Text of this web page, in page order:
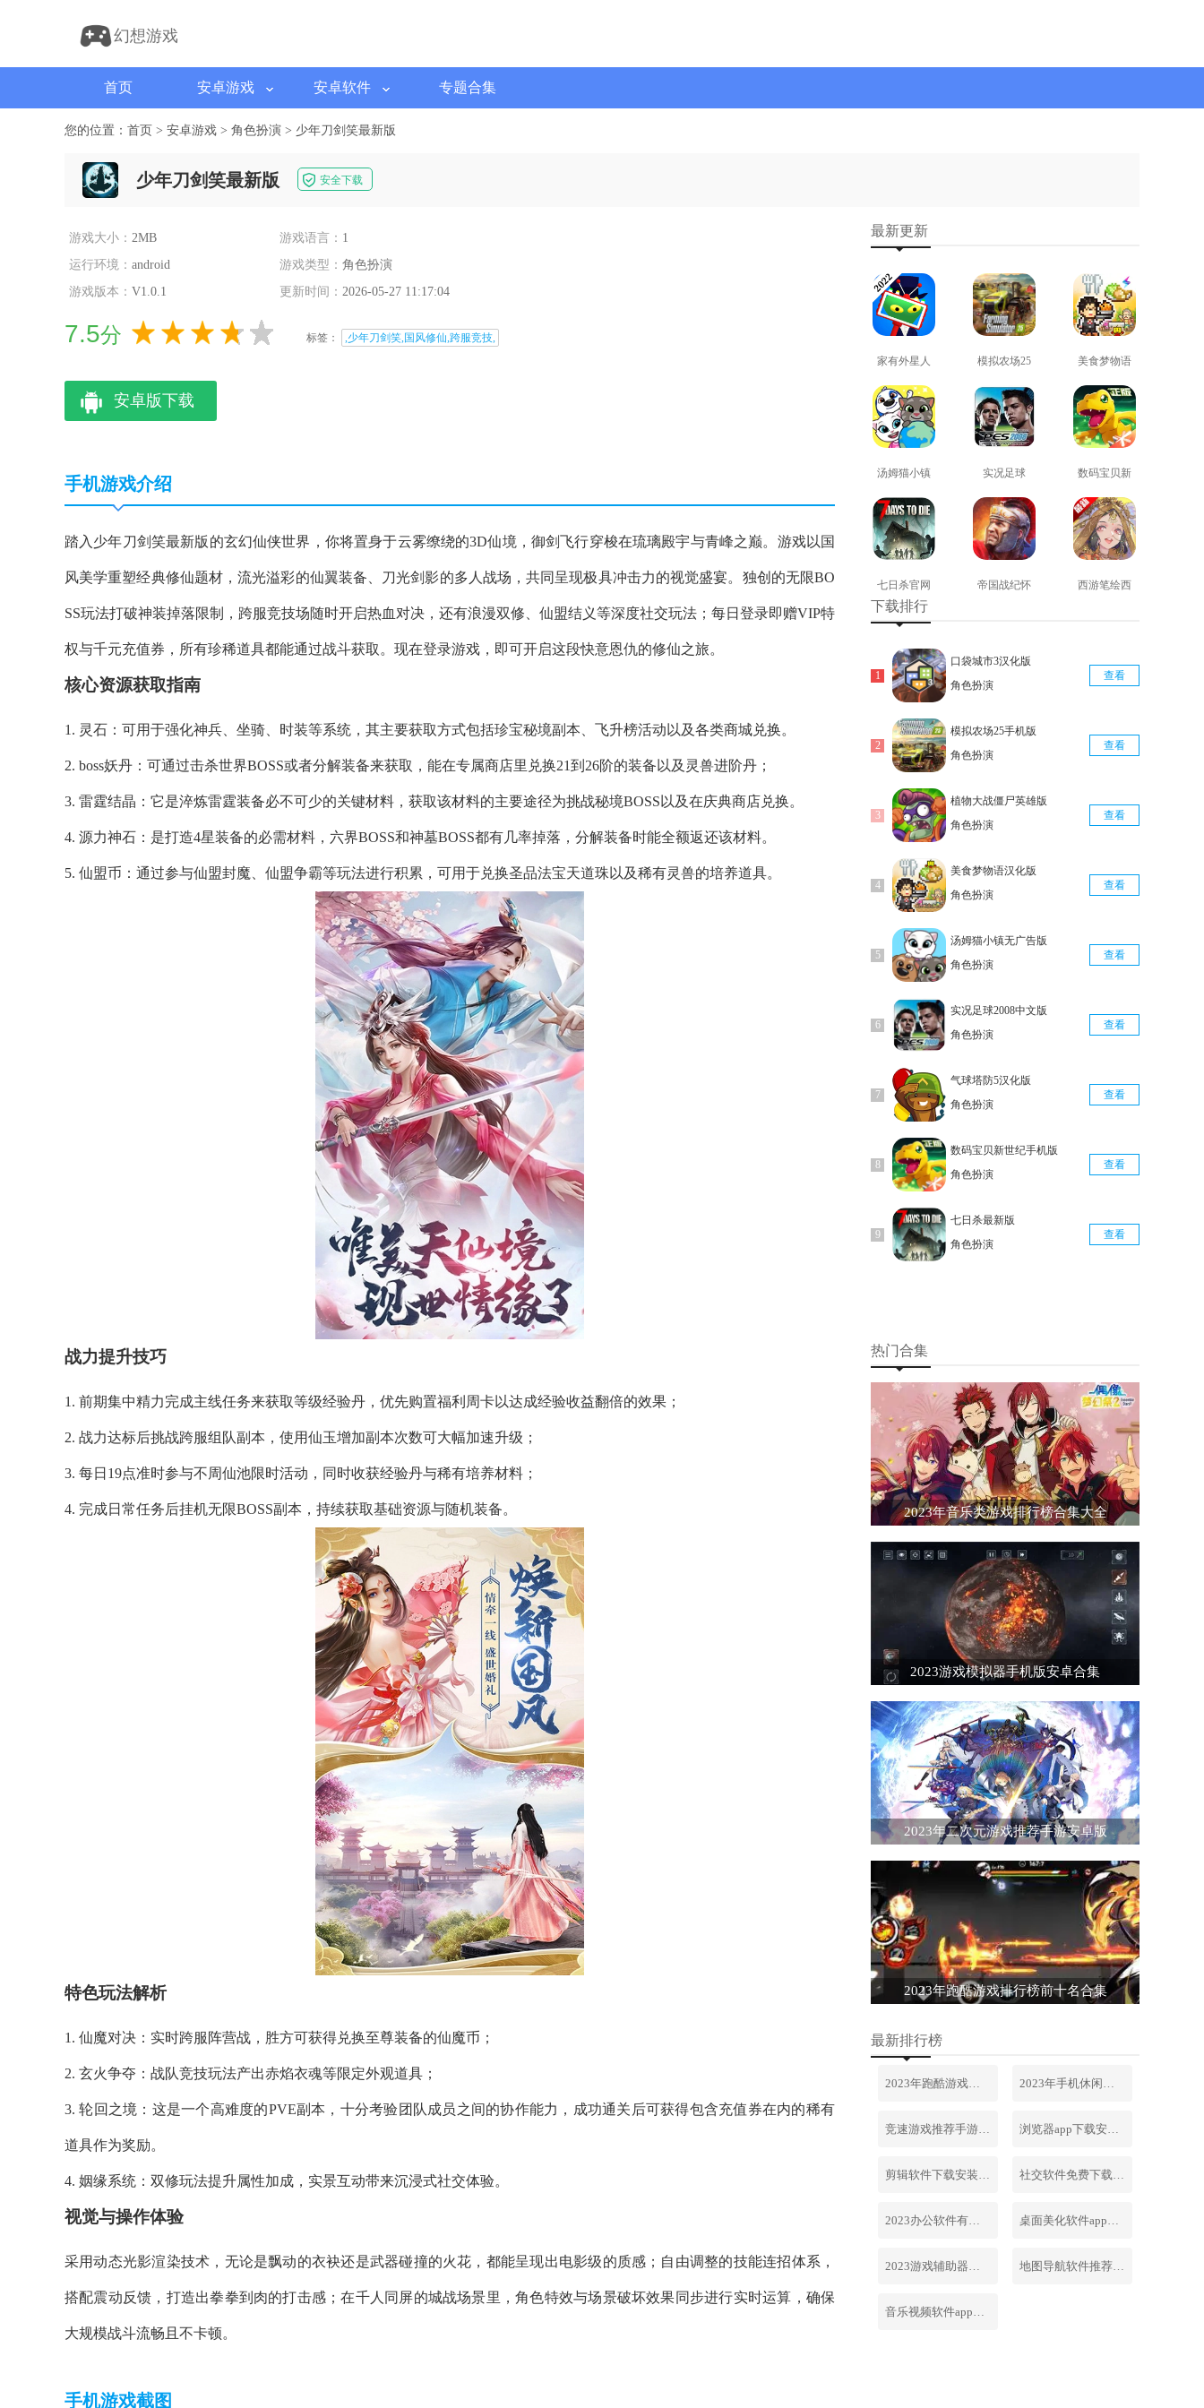
幻想游戏
首页 安卓游戏 安卓软件 专题合集
您的位置： 首页 > 安卓游戏 > 角色扮演 > 少年刀剑笑最新版
少年刀剑笑最新版 安全下载
游戏大小： 2MB 游戏语言： 1
运行环境： android 游戏类型： 角色扮演
游戏版本： V1.0.1 更新时间： 2026-05-27 11:17:04
7.5分 标签： ,少年刀剑笑,国风修仙,跨服竞技,
安卓版下载
手机游戏介绍
踏入少年刀剑笑最新版的玄幻仙侠世界，你将置身于云雾缭绕的3D仙境，御剑飞行穿梭在琉璃殿宇与青峰之巅。游戏以国
风美学重塑经典修仙题材，流光溢彩的仙翼装备、刀光剑影的多人战场，共同呈现极具冲击力的视觉盛宴。独创的无限BO
SS玩法打破神装掉落限制，跨服竞技场随时开启热血对决，还有浪漫双修、仙盟结义等深度社交玩法；每日登录即赠VIP特
权与千元充值券，所有珍稀道具都能通过战斗获取。现在登录游戏，即可开启这段快意恩仇的修仙之旅。
核心资源获取指南
1. 灵石：可用于强化神兵、坐骑、时装等系统，其主要获取方式包括珍宝秘境副本、飞升榜活动以及各类商城兑换。
2. boss妖丹：可通过击杀世界BOSS或者分解装备来获取，能在专属商店里兑换21到26阶的装备以及灵兽进阶丹；
3. 雷霆结晶：它是淬炼雷霆装备必不可少的关键材料，获取该材料的主要途径为挑战秘境BOSS以及在庆典商店兑换。
4. 源力神石：是打造4星装备的必需材料，六界BOSS和神墓BOSS都有几率掉落，分解装备时能全额返还该材料。
5. 仙盟币：通过参与仙盟封魔、仙盟争霸等玩法进行积累，可用于兑换圣品法宝天道珠以及稀有灵兽的培养道具。
战力提升技巧
1. 前期集中精力完成主线任务来获取等级经验丹，优先购置福利周卡以达成经验收益翻倍的效果；
2. 战力达标后挑战跨服组队副本，使用仙玉增加副本次数可大幅加速升级；
3. 每日19点准时参与不周仙池限时活动，同时收获经验丹与稀有培养材料；
4. 完成日常任务后挂机无限BOSS副本，持续获取基础资源与随机装备。
特色玩法解析
1. 仙魔对决：实时跨服阵营战，胜方可获得兑换至尊装备的仙魔币；
2. 玄火争夺：战队竞技玩法产出赤焰衣魂等限定外观道具；
3. 轮回之境：这是一个高难度的PVE副本，十分考验团队成员之间的协作能力，成功通关后可获得包含充值券在内的稀有
道具作为奖励。
4. 姻缘系统：双修玩法提升属性加成，实景互动带来沉浸式社交体验。
视觉与操作体验
采用动态光影渲染技术，无论是飘动的衣袂还是武器碰撞的火花，都能呈现出电影级的质感；自由调整的技能连招体系，
搭配震动反馈，打造出拳拳到肉的打击感；在千人同屏的城战场景里，角色特效与场景破坏效果同步进行实时运算，确保
大规模战斗流畅且不卡顿。
手机游戏截图
最新更新
家有外星人
免费版
查看
模拟农场25
免费版
查看
美食梦物语
正版
查看
汤姆猫小镇
免费版
查看
实况足球
2008安卓版
查看
数码宝贝新
世纪免费版
查看
七日杀官网
版
查看
帝国战纪怀
西游笔绘西
下载排行
口袋城市3汉化版
角色扮演
查看
模拟农场25手机版
角色扮演
查看
植物大战僵尸英雄版
角色扮演
查看
美食梦物语汉化版
角色扮演
查看
汤姆猫小镇无广告版
角色扮演
查看
实况足球2008中文版
角色扮演
查看
气球塔防5汉化版
角色扮演
查看
数码宝贝新世纪手机版
角色扮演
查看
七日杀最新版
角色扮演
查看
热门合集
2023年音乐类游戏排行榜合集大全
2023游戏模拟器手机版安卓合集
2023年二次元游戏推荐手游安卓版
2023年跑酷游戏排行榜前十名合集
最新排行榜
2023年跑酷游戏排行榜前十名合集 2023年手机休闲游戏排行榜前十名
竞速游戏推荐手游排行榜最新2023 浏览器app下载安装免费官网
剪辑软件下载安装免费手机版 社交软件免费下载安装大全最新
2023办公软件有哪些合集软件 桌面美化软件app下载安卓版
2023游戏辅助器软件大全免费 地图导航软件推荐下载安装手机版
音乐视频软件app下载安装免费